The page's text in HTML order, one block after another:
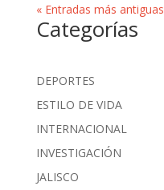
« Entradas más antiguas
Categorías
DEPORTES
ESTILO DE VIDA
INTERNACIONAL
INVESTIGACIÓN
JALISCO